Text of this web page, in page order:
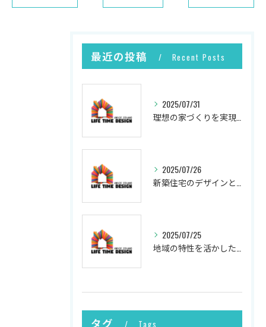
最近の投稿 Recent Posts
2025/07/31
2025/07/26
2025/07/25
タグ Tags